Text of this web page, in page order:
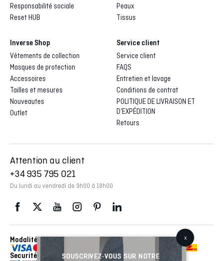
Responsabilité sociale
Reset HUB
Peaux
Tissus
Inverse Shop
Vêtements de collection
Masques de protection
Accessoires
Tailles et mesures
Nouveautes
Outlet
Service client
Service client
FAQS
Entretien et lavage
Conditions de contrat
POLITIQUE DE LIVRAISON ET
D’EXPÉDITION
Retours
Attention au client
+34 935 795 021
Du lundi au vendredi de 9h00 à 18h00
Modalités de paiement
Envois réalisés avec con
Securité